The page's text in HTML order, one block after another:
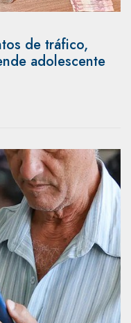
de tráfico,
adolescente